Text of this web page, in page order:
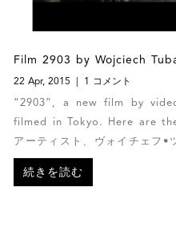
Film 2903 by Wojciech
22 Apr, 2015 1 コメント
“2903”, a new film by
filmed in Tokyo. Here are
アーティスト、ヴォイチェフ•
で撮影されました。以下２つの
続きを読む